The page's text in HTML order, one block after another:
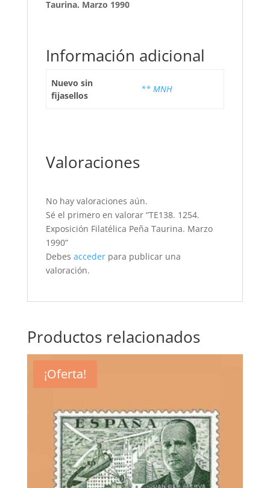
Taurina. Marzo 1990
Información adicional
Nuevo sin
fijasellos
** MNH
Valoraciones
No hay valoraciones aún.
Sé el primero en valorar “TE138. 1254.
Exposición Filatélica Peña Taurina. Marzo
1990”
Debes accederpara publicar una
valoración.
Productos relacionados
¡Oferta!